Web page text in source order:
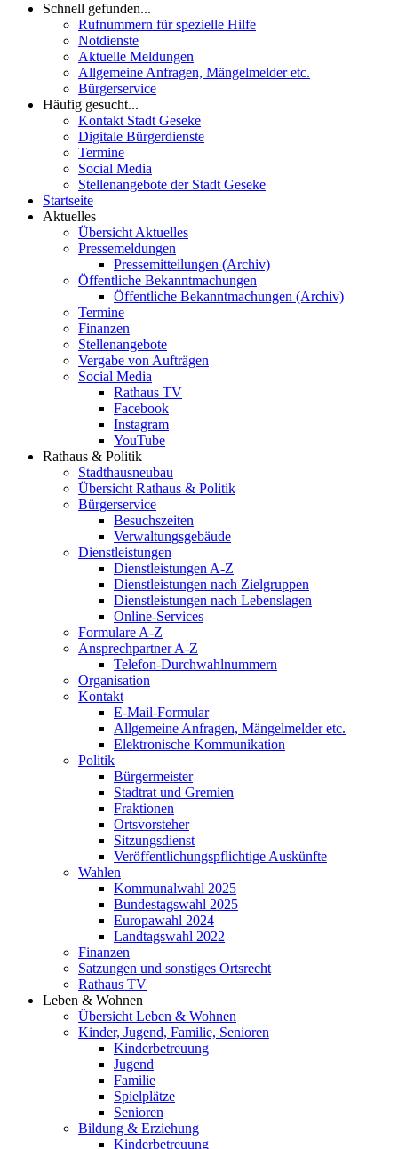
Schnell gefunden...
Rufnummern für spezielle Hilfe
Notdienste
Aktuelle Meldungen
Allgemeine Anfragen, Mängelmelder etc.
Bürgerservice
Häufig gesucht...
Kontakt Stadt Geseke
Digitale Bürgerdienste
Termine
Social Media
Stellenangebote der Stadt Geseke
Startseite
Aktuelles
Übersicht Aktuelles
Pressemeldungen
Pressemitteilungen (Archiv)
Öffentliche Bekanntmachungen
Öffentliche Bekanntmachungen (Archiv)
Termine
Finanzen
Stellenangebote
Vergabe von Aufträgen
Social Media
Rathaus TV
Facebook
Instagram
YouTube
Rathaus & Politik
Stadthausneubau
Übersicht Rathaus & Politik
Bürgerservice
Besuchszeiten
Verwaltungsgebäude
Dienstleistungen
Dienstleistungen A-Z
Dienstleistungen nach Zielgruppen
Dienstleistungen nach Lebenslagen
Online-Services
Formulare A-Z
Ansprechpartner A-Z
Telefon-Durchwahlnummern
Organisation
Kontakt
E-Mail-Formular
Allgemeine Anfragen, Mängelmelder etc.
Elektronische Kommunikation
Politik
Bürgermeister
Stadtrat und Gremien
Fraktionen
Ortsvorsteher
Sitzungsdienst
Veröffentlichungspflichtige Auskünfte
Wahlen
Kommunalwahl 2025
Bundestagswahl 2025
Europawahl 2024
Landtagswahl 2022
Finanzen
Satzungen und sonstiges Ortsrecht
Rathaus TV
Leben & Wohnen
Übersicht Leben & Wohnen
Kinder, Jugend, Familie, Senioren
Kinderbetreuung
Jugend
Familie
Spielplätze
Senioren
Bildung & Erziehung
Kinderbetreuung